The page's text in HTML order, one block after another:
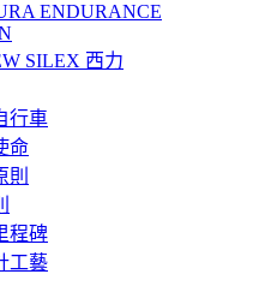
ENDURANCE
SILEX 西力
行車
命
則
程碑
工藝